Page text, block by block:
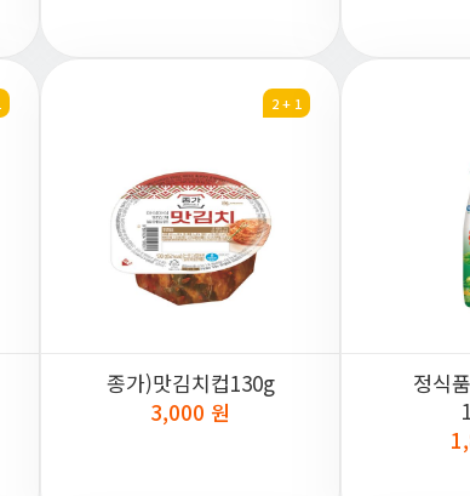
2 + 1
종가)맛김치컵130g
3,000 원
정식